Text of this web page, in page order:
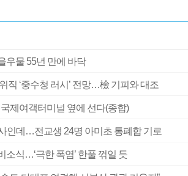
우물 55년 만에 바닥
직 ‘중수청 러시’ 전망…檢 기피와 대조
제여객터미널 옆에 선다(종합)
인데…전교생 24명 아미초 통폐합 기로
소식…‘극한 폭염’ 한풀 꺾일 듯